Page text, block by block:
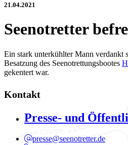
21.04.2021
Seenotretter
Ein stark unterkühlter Mann verdankt
Besatzung des Seenotrettungsbootes
gekentert war.
Kontakt
Presse- und
presse@seenotretter.de